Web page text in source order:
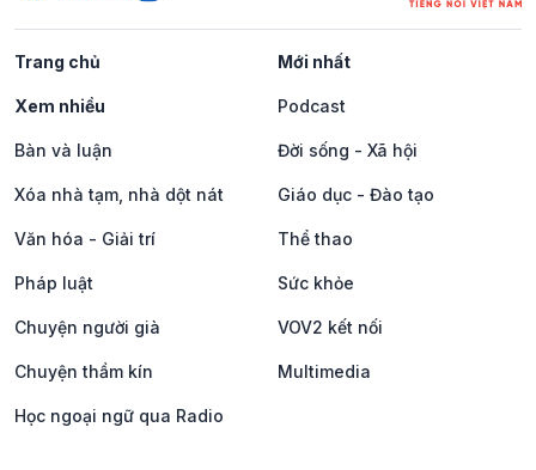
Trang chủ Mới nhất
Xem nhiều Podcast
Bàn và luận Đời sống - Xã hội
Xóa nhà tạm, nhà dột nát Giáo dục - Đào tạo
Văn hóa - Giải trí Thể thao
Pháp luật Sức khỏe
Chuyện người già VOV2 kết nối
Chuyện thầm kín Multimedia
Học ngoại ngữ qua Radio